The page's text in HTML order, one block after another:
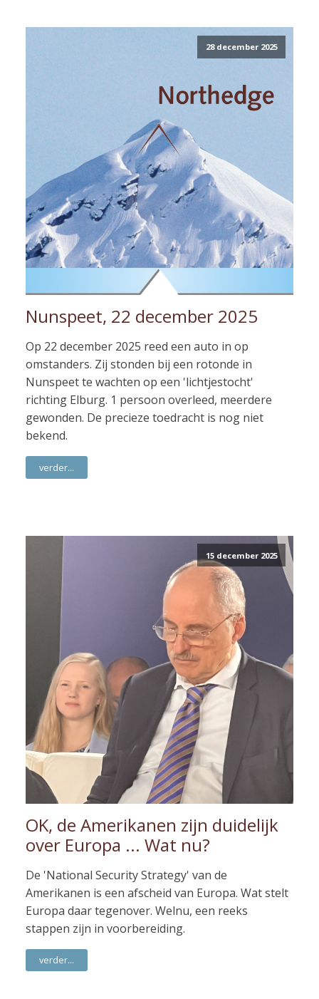
28 december 2025
Nunspeet, 22 december 2025
Op 22 december 2025 reed een auto in op
omstanders. Zij stonden bij een rotonde in
Nunspeet te wachten op een 'lichtjestocht'
richting Elburg. 1 persoon overleed, meerdere
gewonden. De precieze toedracht is nog niet
bekend.
verder...
15 december 2025
OK, de Amerikanen zijn duidelijk
over Europa ... Wat nu?
De 'National Security Strategy' van de
Amerikanen is een afscheid van Europa. Wat stelt
Europa daar tegenover. Welnu, een reeks
stappen zijn in voorbereiding.
verder...